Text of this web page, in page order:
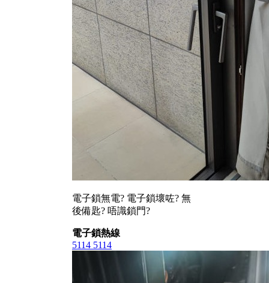
電子鎖無電? 電子鎖壞咗? 無
後備匙? 唔識鎖門?
電子鎖熱線
5114 5114